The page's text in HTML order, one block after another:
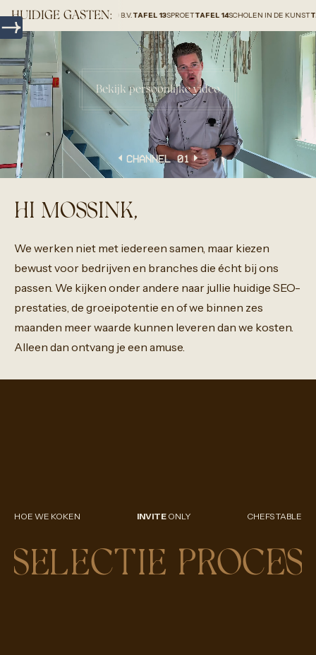
HUIDIGE GASTEN:
GROUP HOLLAND B.V.TAFEL 13SPROET TAFEL 14SCHOLEN IN DE KUNSTTAFEL 15
Bekijk persoonlijke video
CHANNEL 01
HI MOSSINK,
We werken niet met iedereen samen, maar kiezen
bewustvoor bedrijven en branches die écht bij ons
passen. We kijken onderandere naar jullie huidige SEO-
prestaties, de groeipotentie en ofwe binnen zes
maanden meerwaarde kunnen leveren dan we kosten.
Alleen dan ontvang je een amuse.
HOE WE KOKEN INVITEONLY CHEFS TABLE
SELECTIE PROCES